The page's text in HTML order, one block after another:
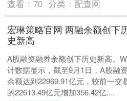
查看：70 分类： 配查网
宏琳策略官网 两融余额创下
史新高
A股融资融券余额创下历史新高。
计数据显示，截至9月1日，A股融
余额达到22969.91亿元，较前一交
的22613.49亿元增加356.42亿....